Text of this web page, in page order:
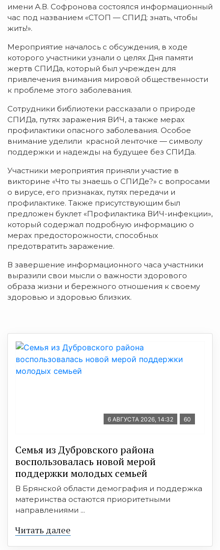
имени А.В. Софронова состоялся информационный
час под названием «СТОП — СПИД: знать, чтобы
жить!».
Мероприятие началось с обсуждения, в ходе
которого участники узнали о целях Дня памяти
жертв СПИДа, который был учрежден для
привлечения внимания мировой общественности
к проблеме этого заболевания.
Сотрудники библиотеки рассказали о природе
СПИДа, путях заражения ВИЧ, а также мерах
профилактики опасного заболевания. Особое
внимание уделили красной ленточке — символу
поддержки и надежды на будущее без СПИДа.
Участники мероприятия приняли участие в
викторине «Что ты знаешь о СПИДе?» с вопросами
о вирусе, его признаках, путях передачи и
профилактике. Также присутствующим был
предложен буклет «Профилактика ВИЧ-инфекции»,
который содержал подробную информацию о
мерах предосторожности, способных
предотвратить заражение.
В завершение информационного часа участники
выразили свои мысли о важности здорового
образа жизни и бережного отношения к своему
здоровью и здоровью близких.
6 АВГУСТА 2026, 14:32 60
Семья из Дубровского района
воспользовалась новой мерой
поддержки молодых семьей
В Брянской области демография и поддержка
материнства остаются приоритетными
направлениями ...
Читать далее